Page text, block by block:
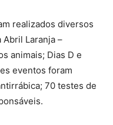
realizados diversos
Abril Laranja –
animais; Dias D e
eventos foram
70 testes de